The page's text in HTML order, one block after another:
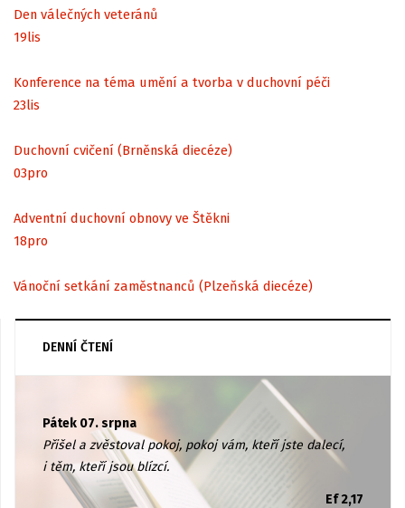
Den válečných veteránů
19lis
Konference na téma umění a tvorba v duchovní péči
23lis
Duchovní cvičení (Brněnská diecéze)
03pro
Adventní duchovní obnovy ve Štěkni
18pro
Vánoční setkání zaměstnanců (Plzeňská diecéze)
DENNÍ ČTENÍ
Pátek 07. srpna
Přišel a zvěstoval pokoj, pokoj vám, kteří jste dalecí,
i těm, kteří jsou blízcí.
Ef 2,17